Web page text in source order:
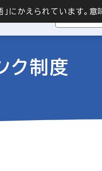
」にかえられています。
ク制度